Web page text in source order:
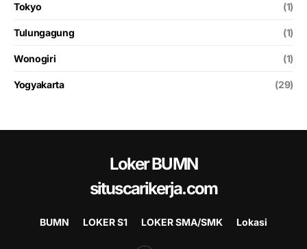
Tokyo (1)
Tulungagung (1)
Wonogiri (1)
Yogyakarta (29)
Loker BUMN
situscarikerja.com
BUMN LOKER S1 LOKER SMA/SMK Lokasi